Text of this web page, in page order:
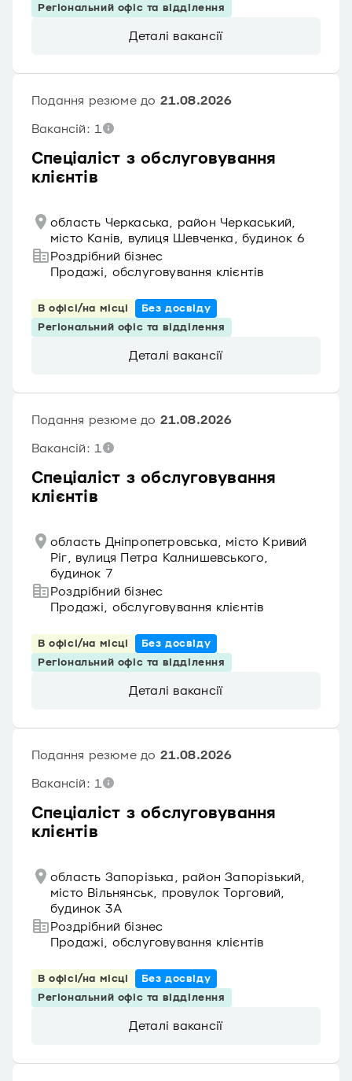
Регіональний офіс та відділення
Деталі вакансії
Спеціаліст з обслуговування
клієнтів
Подання резюме до 21.08.2026
Вакансій: 1
область Черкаська, район Черкаський,
місто Канів, вулиця Шевченка, будинок 6
Роздрібний бізнес
Продажі, обслуговування клієнтів
В офісі/на місці
Без досвіду
Регіональний офіс та відділення
Деталі вакансії
Спеціаліст з обслуговування
клієнтів
Подання резюме до 21.08.2026
Вакансій: 1
область Дніпропетровська, місто Кривий
Ріг, вулиця Петра Калнишевського,
будинок 7
Роздрібний бізнес
Продажі, обслуговування клієнтів
В офісі/на місці
Без досвіду
Регіональний офіс та відділення
Деталі вакансії
Спеціаліст з обслуговування
клієнтів
Подання резюме до 21.08.2026
Вакансій: 1
область Запорізька, район Запорізький,
місто Вільнянськ, провулок Торговий,
будинок 3А
Роздрібний бізнес
Продажі, обслуговування клієнтів
В офісі/на місці
Без досвіду
Регіональний офіс та відділення
Деталі вакансії